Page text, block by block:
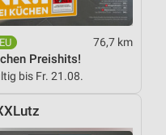
76,7 km
Preishits!
bis Fr. 21.08.